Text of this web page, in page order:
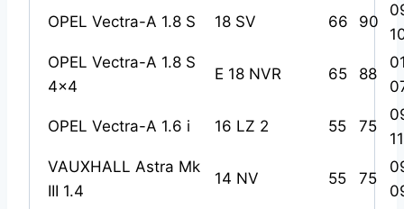
OPEL Vectra-A 1.8 S 18 SV 66 90
OPEL Vectra-A 1.8 S
4×4
E 18 NVR 65 88
OPEL Vectra-A 1.6 i 16 LZ 2 55 75
VAUXHALL Astra Mk
III 1.4
14 NV 55 75